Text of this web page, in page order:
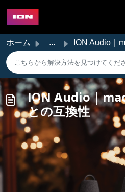
ホーム ... ION Audio｜macOS 13
ION Audio｜
との互換性